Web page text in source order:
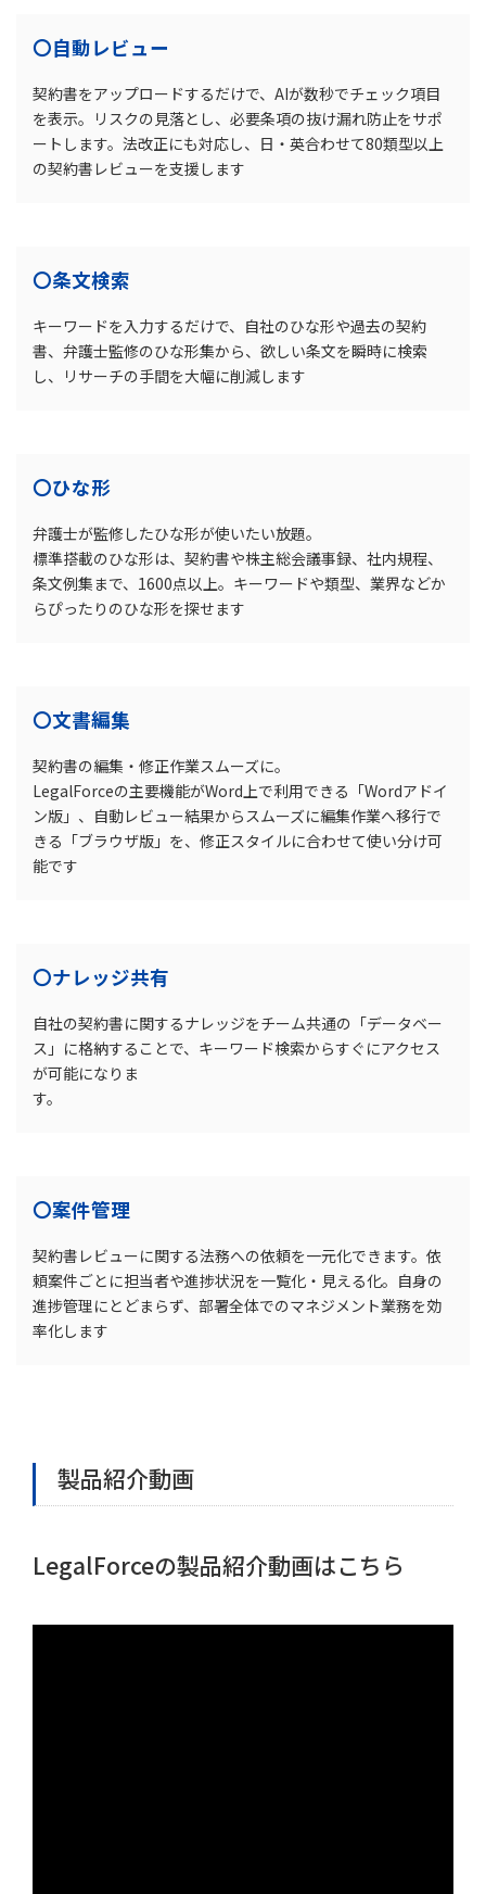
〇自動レビュー
契約書をアップロードするだけで、AIが数秒でチェック項目
を表示。リスクの見落とし、必要条項の抜け漏れ防止をサポ
ートします。法改正にも対応し、日・英合わせて80類型以上
の契約書レビューを支援します
〇条文検索
キーワードを入力するだけで、自社のひな形や過去の契約
書、弁護士監修のひな形集から、欲しい条文を瞬時に検索
し、リサーチの手間を大幅に削減します
〇ひな形
弁護士が監修したひな形が使いたい放題。
標準搭載のひな形は、契約書や株主総会議事録、社内規程、
条文例集まで、1600点以上。キーワードや類型、業界などか
らぴったりのひな形を探せます
〇文書編集
契約書の編集・修正作業スムーズに。
LegalForceの主要機能がWord上で利用できる「Wordアドイ
ン版」、自動レビュー結果からスムーズに編集作業へ移行で
きる「ブラウザ版」を、修正スタイルに合わせて使い分け可
能です
〇ナレッジ共有
自社の契約書に関するナレッジをチーム共通の「データベー
ス」に格納することで、キーワード検索からすぐにアクセス
が可能になりま
す。
〇案件管理
契約書レビューに関する法務への依頼を一元化できます。依
頼案件ごとに担当者や進捗状況を一覧化・見える化。自身の
進捗管理にとどまらず、部署全体でのマネジメント業務を効
率化します
製品紹介動画
LegalForceの製品紹介動画はこちら